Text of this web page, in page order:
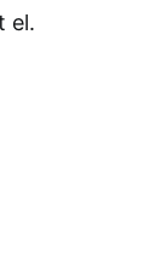
el.